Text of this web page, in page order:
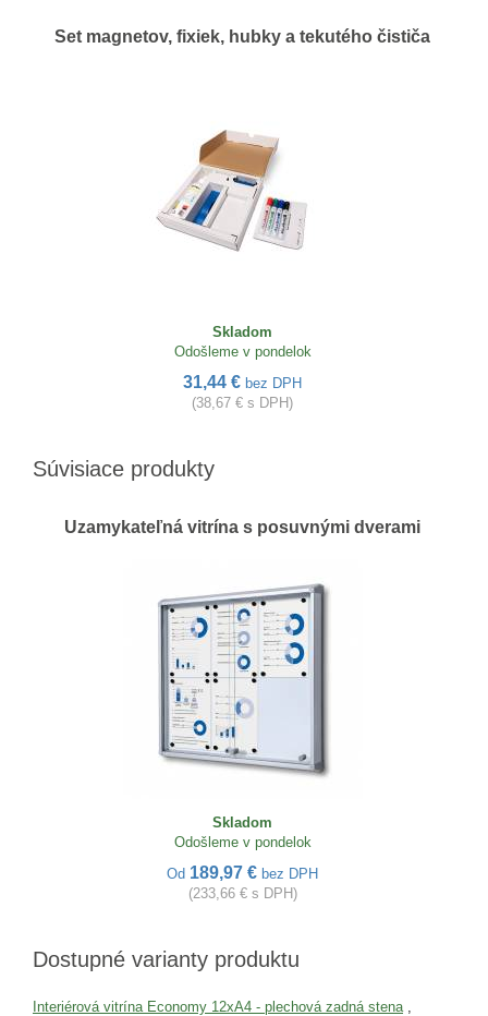
Set magnetov, fixiek, hubky a tekutého čističa
Skladom
Odošleme v pondelok
31,44 € bez DPH
(38,67 € s DPH)
Súvisiace produkty
Uzamykateľná vitrína s posuvnými dverami
Skladom
Odošleme v pondelok
Od 189,97 € bez DPH
(233,66 € s DPH)
Dostupné varianty produktu
Interiérová vitrína Economy 12xA4 - plechová zadná stena